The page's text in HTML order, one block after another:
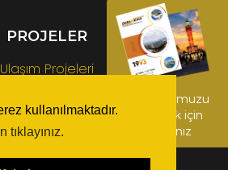
kullanılmaktadır.
PROJELER
Ulaşım Projeleri
ve Anfi Tiyatro Projeleri
Kataloğumuzu
indirmek için
tıklayınız